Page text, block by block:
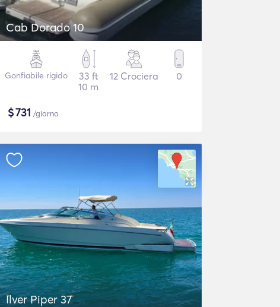
Cab Dorado 10
Gonfiabile rigido
33 ft
10 m
12 Crociera 0
$731 /giorno
Ilver Piper 37